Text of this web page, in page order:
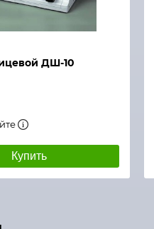
ДШ-10
Купить